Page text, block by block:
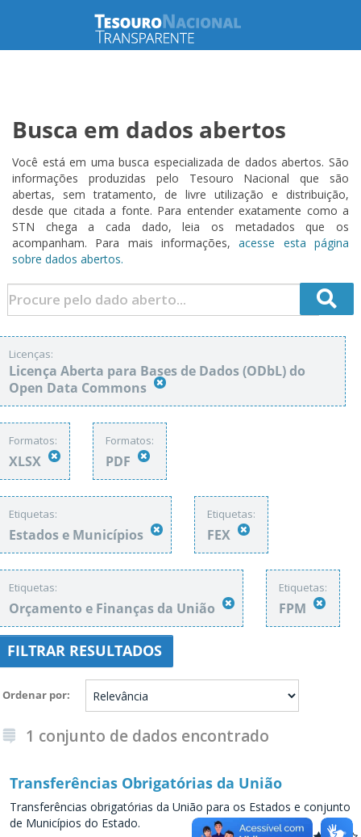
Busca em dados abertos
Você está em uma busca especializada de dados abertos. São
informações produzidas pelo Tesouro Nacional que são
abertas, sem tratamento, de livre utilização e distribuição,
desde que citada a fonte. Para entender exatamente como a
STN chega a cada dado, leia os metadados que os
acompanham. Para mais informações,acesse esta página
sobre dados abertos.
Licenças:
Licença Aberta para Bases de Dados (ODbL) do
Open Data Commons
Formatos:
XLSX
Formatos:
PDF
Etiquetas:
Estados e Municípios
Etiquetas:
FEX
Etiquetas:
Orçamento e Finanças da União
Etiquetas:
FPM
FILTRAR RESULTADOS
Ordenar por
1 conjunto de dados encontrado
Transferências Obrigatórias da União
Transferências obrigatórias da União para os Estados e conjunto
de Municípios do Estado.